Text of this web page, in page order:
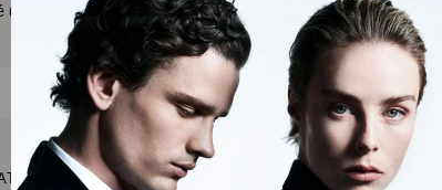
uma escolha indispensável para quem busca minimalismo